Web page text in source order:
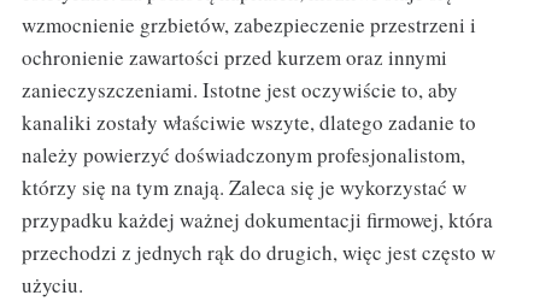
wzmocnienie grzbietów, zabezpieczenie przestrzeni i
ochronienie zawartości przed kurzem oraz innymi
zanieczyszczeniami. Istotne jest oczywiście to, aby
kanaliki zostały właściwie wszyte, dlatego zadanie to
należy powierzyć doświadczonym profesjonalistom,
którzy się na tym znają. Zaleca się je wykorzystać w
przypadku każdej ważnej dokumentacji firmowej, która
przechodzi z jednych rąk do drugich, więc jest często w
użyciu.